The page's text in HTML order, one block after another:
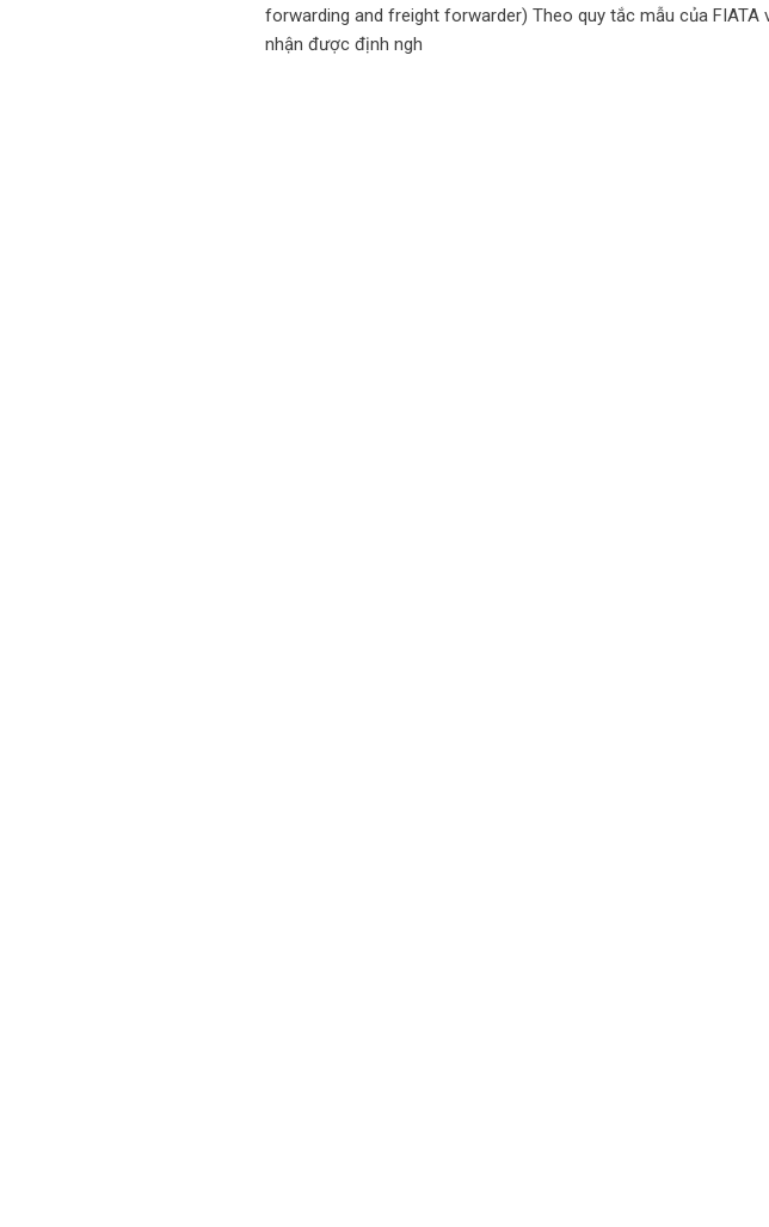
forwarding and freight forwarder) Theo quy tắc mẫu của FIATA
nhận được định ngh